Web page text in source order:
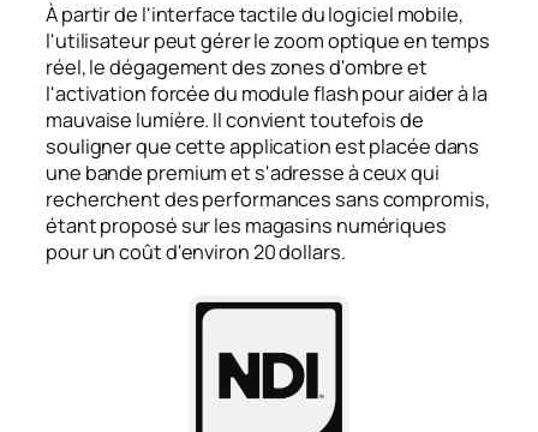
À partir de l'interface tactile du logiciel mobile,
l'utilisateur peut gérer le zoom optique en temps
réel, le dégagement des zones d'ombre et
l'activation forcée du module flash pour aider à la
mauvaise lumière. Il convient toutefois de
souligner que cette application est placée dans
une bande premium et s'adresse à ceux qui
recherchent des performances sans compromis,
étant proposé sur les magasins numériques
pour un coût d'environ 20 dollars.